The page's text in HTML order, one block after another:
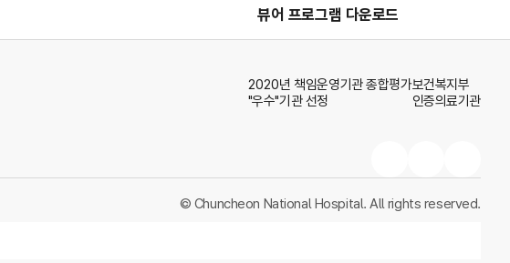
뷰어 프로그램 다운로드
2020년 책임운영기관 종합평가
"우수"기관 선정
보건복지부
인증의료기관
페이스북블로그인스타그램
© Chuncheon National Hospital. All rights reserved.